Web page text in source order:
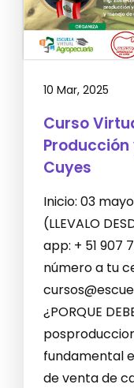
10 Mar, 2025
Curso
Producción
Cuyes
Inicio: 03
(LLEVALO
app: + 51 907
número a tu
¿PORQUE
fundamental
de venta de